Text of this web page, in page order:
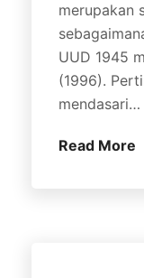
merupakan
UUD 1945
(1996).
mendasari…
Read More